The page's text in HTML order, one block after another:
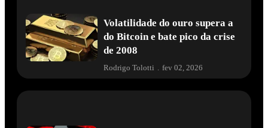
Volatilidade do ouro supera a
do Bitcoin e bate pico da crise
de 2008
Rodrigo Tolotti . fev 02, 2026